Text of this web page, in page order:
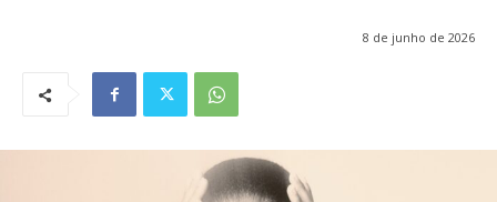
8 de junho de 2026